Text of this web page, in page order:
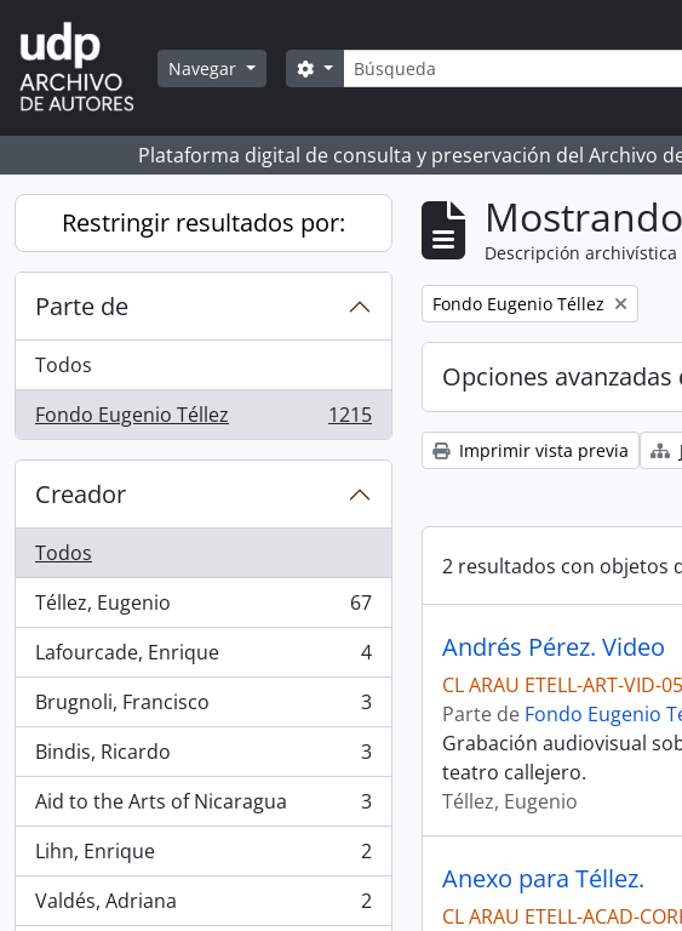
Skip to main content
Navegar Búsqueda
Search options
Plataforma digital de consulta y preservación del Archivo
Restringir resultados por:
Parte de
Todos
Fondo Eugenio Téllez
, 1215 resultados 1215
Creador
Todos
Téllez, Eugenio
, 67 resultados
67
Lafourcade, Enrique
, 4 resultados
4
Brugnoli, Francisco
, 3 resultados
3
Bindis, Ricardo
, 3 resultados
3
Aid to the Arts of Nicaragua
, 3 resultados
3
Lihn, Enrique
, 2 resultados
2
Valdés, Adriana
, 2 resultados
2
Descripción archivística
Remove filter:
Fondo Eugenio Téllez
Opciones
Imprimir vista previa
2 resultados con objetos
Andrés Pérez. Video
CL ARAU ETELL-ART-VID-05
Parte de Fondo Eugenio
Grabación audiovisual
teatro callejero.
Téllez, Eugenio
Anexo para Téllez.
CL ARAU ETELL-ACAD-